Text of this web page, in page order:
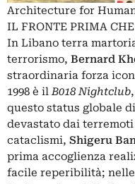
Architecture for
IL FRONTE PRIMA
In Libano terra
terrorismo, Bernard
straordinaria forza
1998 è ilB018 Nightclub
questo status globale
devastato dai terremoti
cataclismi, Shigeru
prima accoglienza
facile reperibilità;